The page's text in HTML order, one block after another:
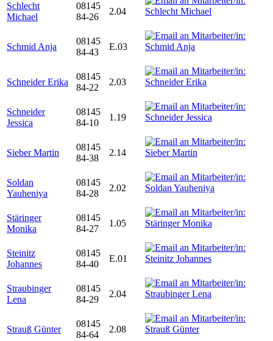
Schlecht
Michael
08145
84-26
2.04
Schmid Anja
08145
84-43
E.03
Schneider Erika
08145
84-22
2.03
Schneider
Jessica
08145
84-10
1.19
Sieber Martin
08145
84-38
2.14
Soldan
Yauheniya
08145
84-28
2.02
Stäringer
Monika
08145
84-27
1.05
Steinitz
Johannes
08145
84-40
E.01
Straubinger
Lena
08145
84-29
2.04
Strauß Günter
08145
84-64
2.08